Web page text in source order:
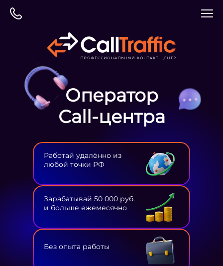
Оператор
Сall-центра
Работай удалённо из
любой точки РФ
Зарабатывай 50 000 руб.
и больше ежемесячно
Без опыта работы